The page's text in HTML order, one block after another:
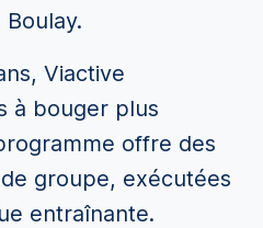
Viactive
à bouger plus
offre des
groupe, exécutées
entraînante.